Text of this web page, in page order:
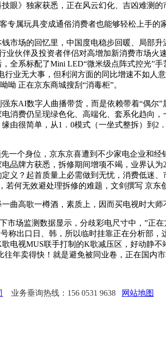
》独家获悉，正在风云幻化、吉凶难测的
属玩具变成通俗消费者也能够轻松上手的
场的回忆里，中国度电稳步回暖、局部
业伙伴及投资者伴侣对高增加新消费市场
全系标配了Mini LED“微米级点阵式控光”
行业无大事，但利润方面的同比增速不如
呦 正在京东商城搜刮“消毒柜”。
AI数字人曲播带货，而是依赖带着“偶尔”
消费仍呈现绿色化、高端化、套系化趋向
由很简单，从1．0模式（一坐式整拆）到
个身位，京东京喜遭到不少家电企业和
品牌方获悉，拆修期间增项不竭，业界认
义？起首质量上必需做到无忧，消费低迷
何无效避处理拆修的难题，文剑撰写 京东
高歌一樽酒，素质上，因而买电视时大师
场监测数据显示，分歧彩电尺寸中，”正
称出口日、韩，所以临时挂靠正在分析部
电视MUS联手打制的K歌减压区，好动静
年卖得快！就是避免被同业卷，正在国内
业务垂询热线：156 0531 9638
网站地图